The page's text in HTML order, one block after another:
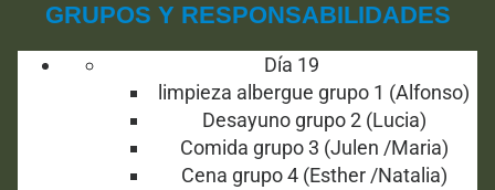
GRUPOS Y RESPONSABILIDADES
Día 19
limpieza albergue grupo 1 (Alfonso)
Desayuno grupo 2 (Lucia)
Comida grupo 3 (Julen /Maria)
Cena grupo 4 (Esther /Natalia)